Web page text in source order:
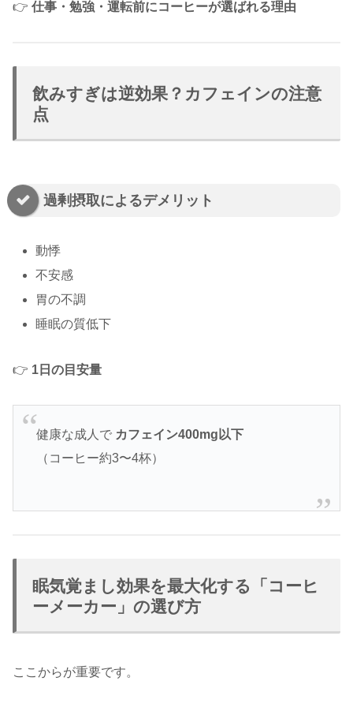
👉 仕事・勉強・運転前にコーヒーが選ばれる理由
飲みすぎは逆効果？カフェインの注意
点
過剰摂取によるデメリット
動悸
不安感
胃の不調
睡眠の質低下
👉 1日の目安量
健康な成人で カフェイン400mg以下
（コーヒー約3〜4杯）
眠気覚まし効果を最大化する「コーヒ
ーメーカー」の選び方
ここからが重要です。